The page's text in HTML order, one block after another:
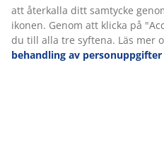
att återkalla ditt samtycke
ikonen. Genom att klicka på
du till alla tre syftena. Läs mer
behandling av personuppgifter